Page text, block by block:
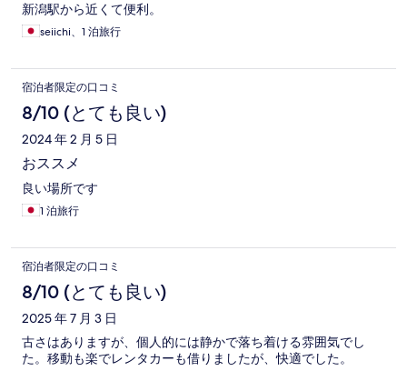
新潟駅から近くて便利。
seiichi、1 泊旅行
宿泊者限定の口コミ
8/10 (とても良い)
2024 年 2 月 5 日
おススメ
良い場所です
1 泊旅行
宿泊者限定の口コミ
8/10 (とても良い)
2025 年 7 月 3 日
古さはありますが、個人的には静かで落ち着ける雰囲気でし
た。移動も楽でレンタカーも借りましたが、快適でした。